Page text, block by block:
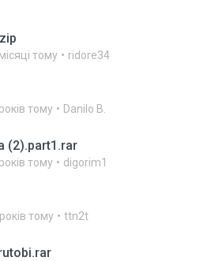
тому ridore34
тому Danilo B.
(2).part1.rar
тому digorim1
тому ttn2t